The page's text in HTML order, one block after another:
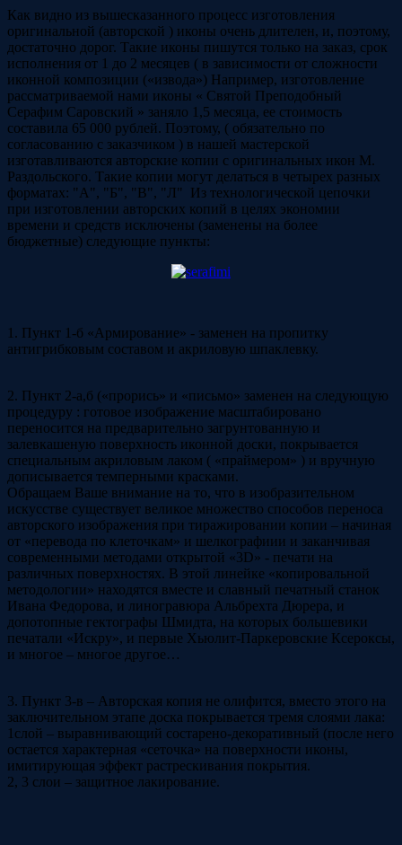
Как видно из вышесказанного процесс изготовления
оригинальной (авторской ) иконы очень длителен, и, поэтому,
достаточно дорог. Такие иконы пишутся только на заказ, срок
исполнения от 1 до 2 месяцев ( в зависимости от сложности
иконной композиции («извода») Например, изготовление
рассматриваемой нами иконы « Святой Преподобный
Серафим Саровский » заняло 1,5 месяца, ее стоимость
составила 65 000 рублей. Поэтому, ( обязательно по
согласованию с заказчиком ) в нашей мастерской
изготавливаются авторские копии с оригинальных икон М.
Раздольского. Такие копии могут делаться в четырех разных
форматах: "А", "Б", "В", "Л" Из технологической цепочки
при изготовлении авторских копий в целях экономии
времени и средств исключены (заменены на более
бюджетные) следующие пункты:
1. Пункт 1-б «Армирование» - заменен на пропитку
антигрибковым составом и акриловую шпаклевку.
2. Пункт 2-а,б («прорись» и «письмо» заменен на следующую
процедуру : готовое изображение масштабировано
переносится на предварительно загрунтованную и
залевкашеную поверхность иконной доски, покрывается
специальным акриловым лаком ( «праймером» ) и вручную
дописывается темперными красками.
Обращаем Ваше внимание на то, что в изобразительном
искусстве существует великое множество способов переноса
авторского изображения при тиражировании копии – начиная
от «перевода по клеточкам» и шелкографиии и заканчивая
современными методами открытой «3D» - печати на
различных поверхностях. В этой линейке «копировальной
методологии» находятся вместе и славный печатный станок
Ивана Федорова, и линогравюра Альбрехта Дюрера, и
допотопные гектографы Шмидта, на которых большевики
печатали «Искру», и первые Хьюлит-Паркеровские Ксероксы,
и многое – многое другое…
3. Пункт 3-в – Авторская копия не олифится, вместо этого на
заключительном этапе доска покрывается тремя слоями лака:
1слой – выравнивающий состарено-декоративный (после него
остается характерная «сеточка» на поверхности иконы,
имитирующая эффект растрескивания покрытия.
2, 3 слои – защитное лакирование.